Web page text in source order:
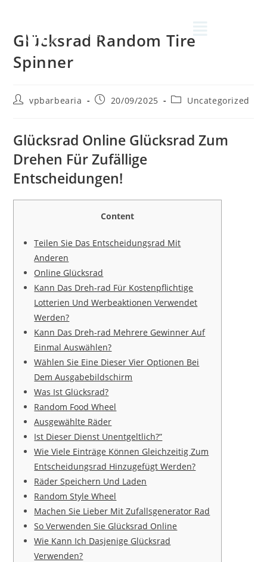
Glücksrad Random Tire
Spinner
vpbarbearia 20/09/2025 Uncategorized
Glücksrad Online Glücksrad Zum
Drehen Für Zufällige
Entscheidungen!
Content
Teilen Sie Das Entscheidungsrad Mit
Anderen
Online Glücksrad
Kann Das Dreh-rad Für Kostenpflichtige
Lotterien Und Werbeaktionen Verwendet
Werden?
Kann Das Dreh-rad Mehrere Gewinner Auf
Einmal Auswählen?
Wählen Sie Eine Dieser Vier Optionen Bei
Dem Ausgabebildschirm
Was Ist Glücksrad?
Random Food Wheel
Ausgewählte Räder
Ist Dieser Dienst Unentgeltlich?”
Wie Viele Einträge Können Gleichzeitig Zum
Entscheidungsrad Hinzugefügt Werden?
Räder Speichern Und Laden
Random Style Wheel
Machen Sie Lieber Mit Zufallsgenerator Rad
So Verwenden Sie Glücksrad Online
Wie Kann Ich Dasjenige Glücksrad
Verwenden?